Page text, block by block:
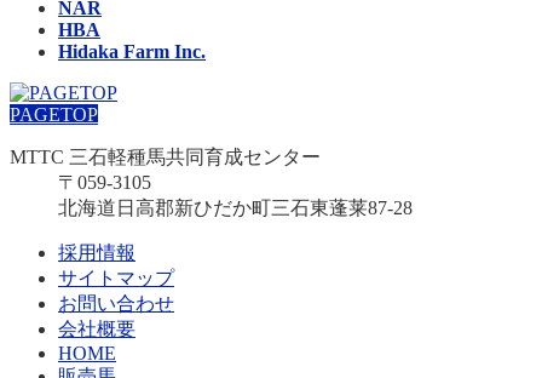
NAR
HBA
Hidaka Farm Inc.
PAGETOP
MTTC 三石軽種馬共同育成センター
〒059-3105
北海道日高郡新ひだか町三石東蓬莱87-28
採用情報
サイトマップ
お問い合わせ
会社概要
HOME